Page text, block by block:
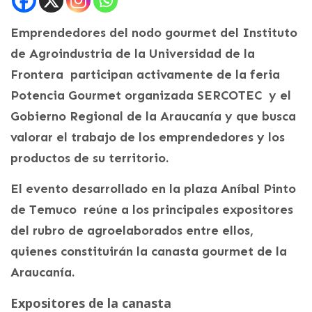
Emprendedores del nodo gourmet del Instituto
de Agroindustria de la Universidad de la
Frontera participan activamente de la feria
Potencia Gourmet organizada SERCOTEC y el
Gobierno Regional de la Araucanía y que busca
valorar el trabajo de los emprendedores y los
productos de su territorio.
El evento desarrollado en la plaza Aníbal Pinto
de Temuco reúne a los principales expositores
del rubro de agroelaborados entre ellos,
quienes constituirán la canasta gourmet de la
Araucanía.
Expositores de la canasta